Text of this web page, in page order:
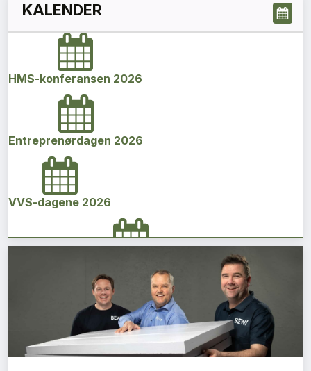
KALENDER
HMS-konferansen 2026
Entreprenørdagen 2026
VVS-dagene 2026
Norges bygg- og eiendomskonferanse 2026
Vi Bygger Vestland 2026